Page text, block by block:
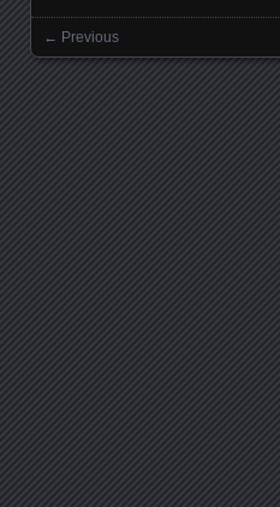
Images navigation
← Previous